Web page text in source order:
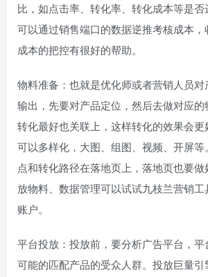
比，如点击率、转化率、转化成本等是否
可以通过销售端口的数据逆推考核成本
成本的把控有很好的帮助。
物料准备：也就是优化师或者营销人员
输出，先要对产品定位，然后去做对应
转化最好也关联上，这样转化的效果会更
可以多样化，大图、组图、视频、开屏
点和转化路径在落地页上，落地页也要
放物料、数据管理可以试试九枝兰营销
账户。
平台投放：投放前，要分析广告平台，
可能的匹配产品的受众人群。投放巨量